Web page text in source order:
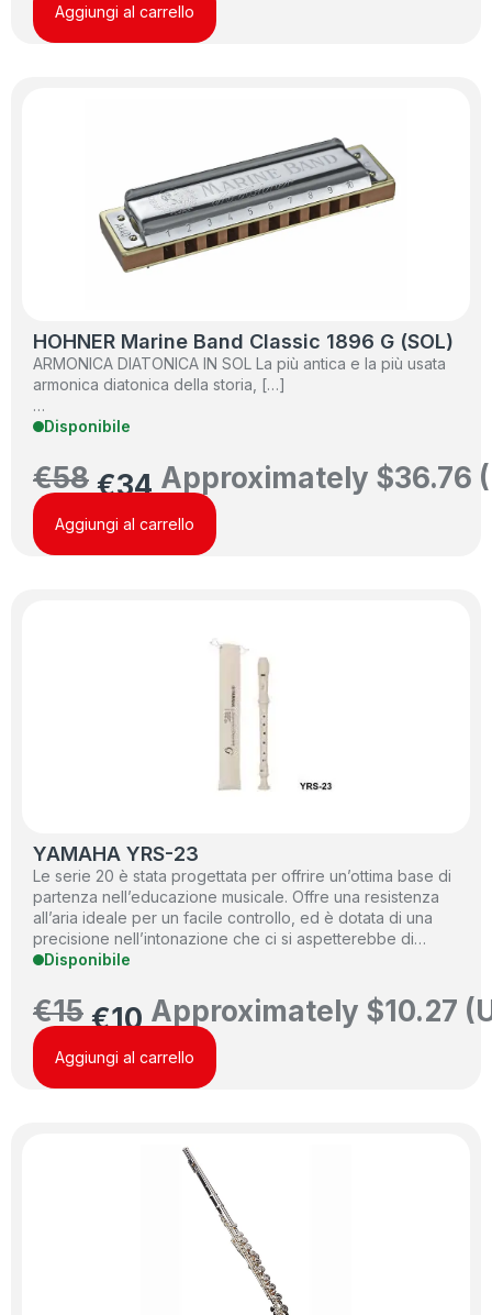
Aggiungi al carrello
HOHNER Marine Band Classic 1896 G (SOL)
ARMONICA DIATONICA IN SOL La più antica e la più usata
armonica diatonica della storia, […]
…
Disponibile
€58 €34 Approximately $36.76
Aggiungi al carrello
YAMAHA YRS-23
Le serie 20 è stata progettata per offrire un’ottima base di
partenza nell’educazione musicale. Offre una resistenza
all’aria ideale per un facile controllo, ed è dotata di una
precisione nell’intonazione che ci si aspetterebbe di…
Disponibile
€15 €10 Approximately $10.27
Aggiungi al carrello